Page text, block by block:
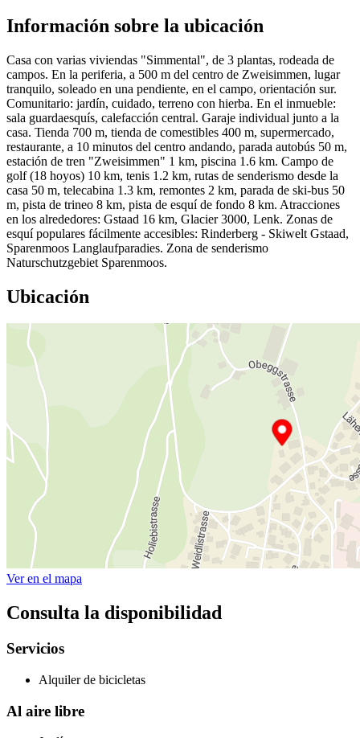
Información sobre la ubicación
Casa con varias viviendas "Simmental", de 3 plantas, rodeada de
campos. En la periferia, a 500 m del centro de Zweisimmen, lugar
tranquilo, soleado en una pendiente, en el campo, orientación sur.
Comunitario: jardín, cuidado, terreno con hierba. En el inmueble:
sala guardaesquís, calefacción central. Garaje individual junto a la
casa. Tienda 700 m, tienda de comestibles 400 m, supermercado,
restaurante, a 10 minutos del centro andando, parada autobús 50 m,
estación de tren "Zweisimmen" 1 km, piscina 1.6 km. Campo de
golf (18 hoyos) 10 km, tenis 1.2 km, rutas de senderismo desde la
casa 50 m, telecabina 1.3 km, remontes 2 km, parada de ski-bus 50
m, pista de trineo 8 km, pista de esquí de fondo 8 km. Atracciones
en los alrededores: Gstaad 16 km, Glacier 3000, Lenk. Zonas de
esquí populares fácilmente accesibles: Rinderberg - Skiwelt Gstaad,
Sparenmoos Langlaufparadies. Zona de senderismo
Naturschutzgebiet Sparenmoos.
Ubicación
Ver en el mapa
Consulta la disponibilidad
Servicios
Alquiler de bicicletas
Al aire libre